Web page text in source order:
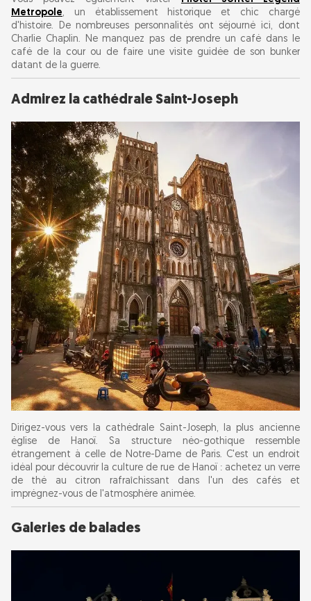
Metropole, un établissement historique et chic chargé
d'histoire. De nombreuses personnalités ont séjourné ici, dont
Charlie Chaplin. Ne manquez pas de prendre un café dans le
café de la cour ou de faire une visite guidée de son bunker
datant de la guerre.
Admirez la cathédrale Saint-Joseph
Dirigez-vous vers la cathédrale Saint-Joseph, la plus ancienne
église de Hanoï. Sa structure néo-gothique ressemble
étrangement à celle de Notre-Dame de Paris. C'est un endroit
idéal pour découvrir la culture de rue de Hanoï : achetez un verre
de thé au citron rafraîchissant dans l'un des cafés et
imprégnez-vous de l'atmosphère animée.
Galeries de balades